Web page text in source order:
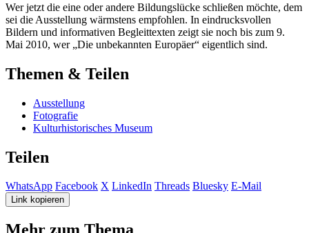
Wer jetzt die eine oder andere Bildungslücke schließen möchte, dem
sei die Ausstellung wärmstens empfohlen. In eindrucksvollen
Bildern und informativen Begleittexten zeigt sie noch bis zum 9.
Mai 2010, wer „Die unbekannten Europäer“ eigentlich sind.
Themen & Teilen
Ausstellung
Fotografie
Kulturhistorisches Museum
Teilen
WhatsApp Facebook X LinkedIn Threads Bluesky E-Mail
Link kopieren